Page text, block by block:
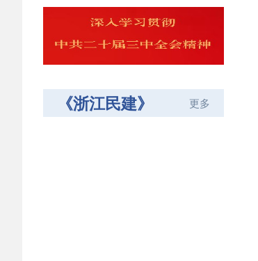
《浙江民建》 更多